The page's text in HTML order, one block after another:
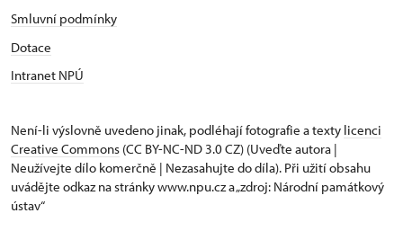
Smluvní podmínky
Dotace
Intranet NPÚ
Není-li výslovně uvedeno jinak, podléhají fotografie a texty licenci
Creative Commons (CC BY-NC-ND 3.0 CZ) (Uveďte autora |
Neužívejte dílo komerčně | Nezasahujte do díla). Při užití obsahu
uvádějte odkaz na stránky www.npu.cz a „zdroj: Národní památkový
ústav“